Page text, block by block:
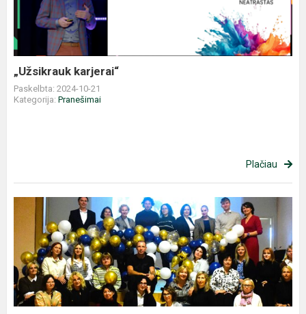
„Užsikrauk karjerai“
Paskelbta: 2024-10-21
Kategorija: Pranešimai
Plačiau
Mokytojų